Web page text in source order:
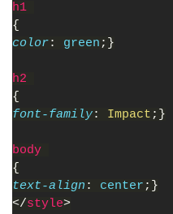
h1
{
color: green ;}
h2
{
font-family: Impact ;}
body
{
text-align : center ;}
</style>